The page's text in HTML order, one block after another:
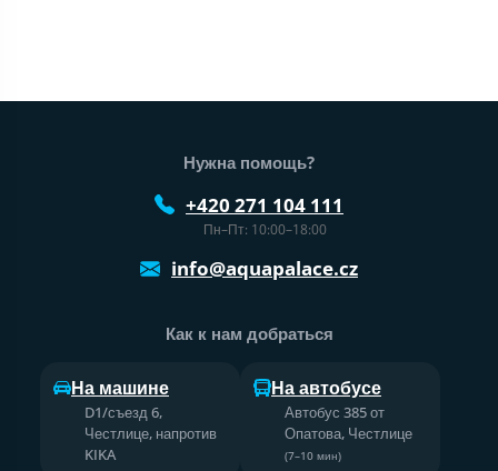
Нижний колонтитул веб-сайта
Нужна помощь?
+420 271 104 111
Пн–Пт: 10:00–18:00
info@aquapalace.cz
Как к нам добраться
На машине
D1/съезд 6,
Честлице, напротив
KIKA
На автобусе
Автобус 385 от
Опатова, Честлице
(7–10 мин)